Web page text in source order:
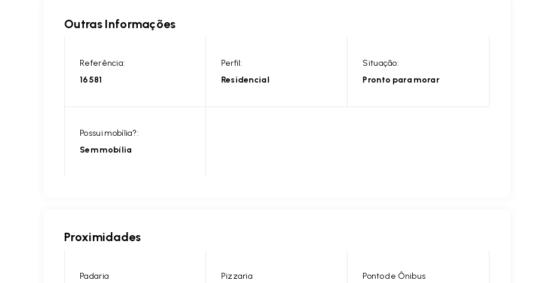
Outras Informações
Referência:
16581
Perfil:
Residencial
Situação:
Pronto para morar
Possui mobília?:
Sem mobília
Proximidades
Padaria Pizzaria Ponto de Ônibus